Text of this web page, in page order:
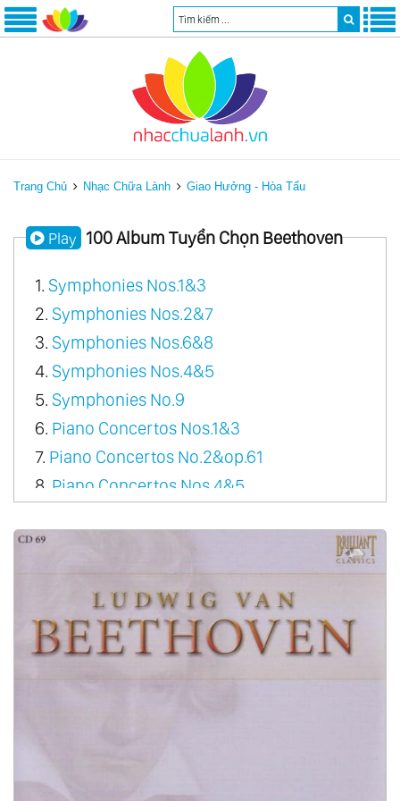
Trang Chủ Nhạc Chữa Lành Giao Hưởng - Hòa Tấu
Play 100 Album Tuyển Chọn Beethoven
1. Symphonies Nos.1&3
2. Symphonies Nos.2&7
3. Symphonies Nos.6&8
4. Symphonies Nos.4&5
5. Symphonies No.9
6. Piano Concertos Nos.1&3
7. Piano Concertos No.2&op.61
8. Piano Concertos Nos.4&5
10.
11. Overtures
Orchestral Works - Organ Works
13.Dances Vol.1
14.Dances Vol.2
Music For Wind Ensemble Vol.1
18.